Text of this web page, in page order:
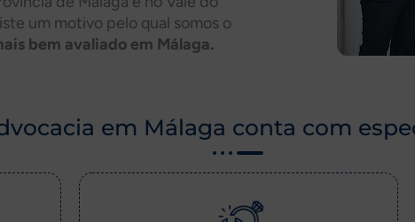
um motivo pelo qual somos o
bem avaliado em Málaga.
em Málaga conta com